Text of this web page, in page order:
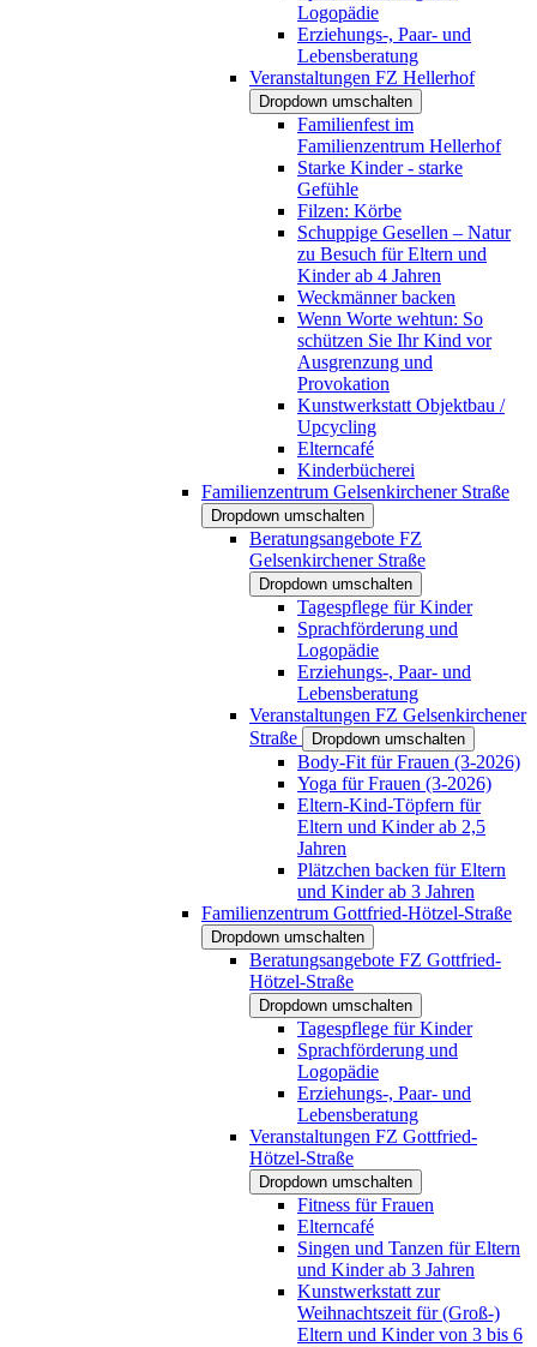
Logopädie
Erziehungs-, Paar- und
Lebensberatung
Veranstaltungen FZ Hellerhof
Dropdown umschalten
Familienfest im
Familienzentrum Hellerhof
Starke Kinder - starke
Gefühle
Filzen: Körbe
Schuppige Gesellen – Natur
zu Besuch für Eltern und
Kinder ab 4 Jahren
Weckmänner backen
Wenn Worte wehtun: So
schützen Sie Ihr Kind vor
Ausgrenzung und
Provokation
Kunstwerkstatt Objektbau /
Upcycling
Elterncafé
Kinderbücherei
Familienzentrum Gelsenkirchener Straße
Dropdown umschalten
Beratungsangebote FZ
Gelsenkirchener Straße
Dropdown umschalten
Tagespflege für Kinder
Sprachförderung und
Logopädie
Erziehungs-, Paar- und
Lebensberatung
Veranstaltungen FZ Gelsenkirchener
Straße
Dropdown umschalten
Body-Fit für Frauen (3-2026)
Yoga für Frauen (3-2026)
Eltern-Kind-Töpfern für
Eltern und Kinder ab 2,5
Jahren
Plätzchen backen für Eltern
und Kinder ab 3 Jahren
Familienzentrum Gottfried-Hötzel-Straße
Dropdown umschalten
Beratungsangebote FZ Gottfried-
Hötzel-Straße
Dropdown umschalten
Tagespflege für Kinder
Sprachförderung und
Logopädie
Erziehungs-, Paar- und
Lebensberatung
Veranstaltungen FZ Gottfried-
Hötzel-Straße
Dropdown umschalten
Fitness für Frauen
Elterncafé
Singen und Tanzen für Eltern
und Kinder ab 3 Jahren
Kunstwerkstatt zur
Weihnachtszeit für (Groß-)
Eltern und Kinder von 3 bis 6